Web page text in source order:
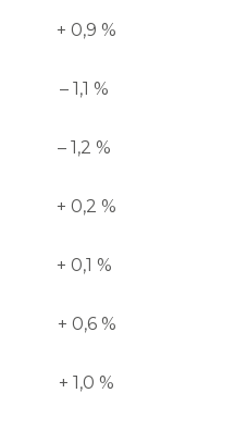
+ 0,9 %
– 1,1 %
– 1,2 %
+ 0,2 %
+ 0,1 %
+ 0,6 %
+ 1,0 %